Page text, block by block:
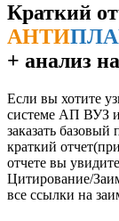
Краткий
АНТИ
+ анализ
Если вы хотите
системе АП ВУЗ и
заказать
краткий
отчете вы
Цитирование/
все ссылки на